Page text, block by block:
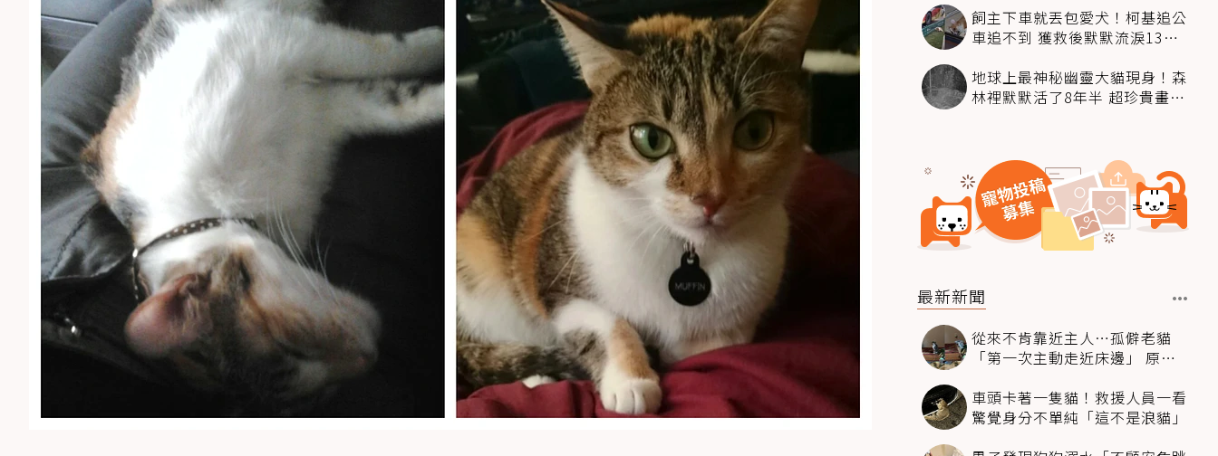
飼主下車就丟包愛犬！柯基追公
車追不到 獲救後默默流淚13萬
地球上最神秘幽靈大貓現身！森
林裡默默活了8年半 超珍貴畫面
最新新聞
從來不肯靠近主人…孤僻老貓
「第一次主動走近床邊」 原因
車頭卡著一隻貓！救援人員一看
驚覺身分不單純「這不是浪貓」